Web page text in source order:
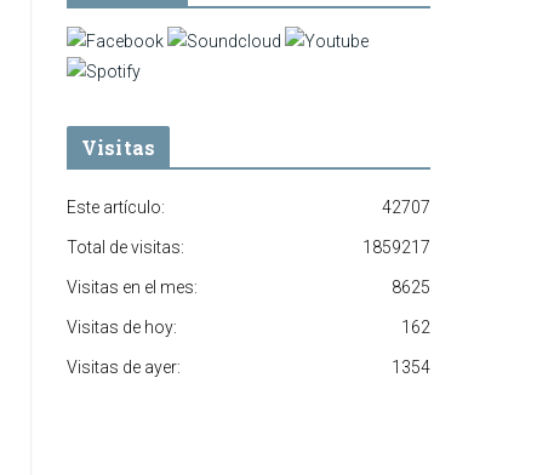
Visitas
42707
Este artículo:
1859217
Total de visitas:
8625
Visitas en el mes:
162
Visitas de hoy:
1354
Visitas de ayer: